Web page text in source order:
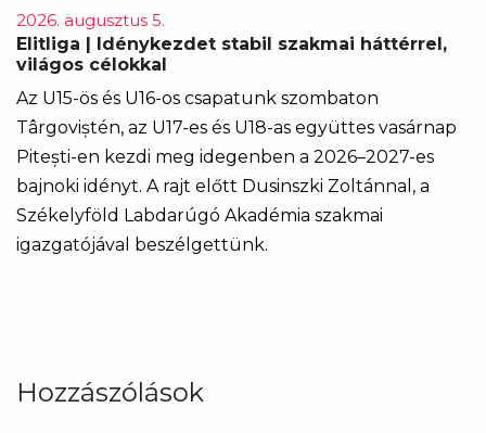
2026. augusztus 5.
Elitliga | Idénykezdet stabil szakmai háttérrel,
világos célokkal
Az U15-ös és U16-os csapatunk szombaton
Târgoviștén, az U17-es és U18-as együttes vasárnap
Pitești-en kezdi meg idegenben a 2026–2027-es
bajnoki idényt. A rajt előtt Dusinszki Zoltánnal, a
Székelyföld Labdarúgó Akadémia szakmai
igazgatójával beszélgettünk.
Hozzászólások